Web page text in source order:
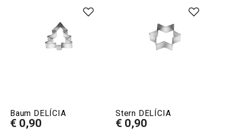
Baum DELÍCIA
€ 0,90
Stern DELÍCIA
€ 0,90